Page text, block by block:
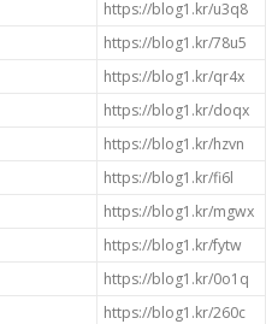
https://blog1.kr/u3q8
https://blog1.kr/78u5
https://blog1.kr/qr4x
https://blog1.kr/doqx
https://blog1.kr/hzvn
https://blog1.kr/fi6l
https://blog1.kr/mgwx
https://blog1.kr/fytw
https://blog1.kr/0o1q
https://blog1.kr/260c